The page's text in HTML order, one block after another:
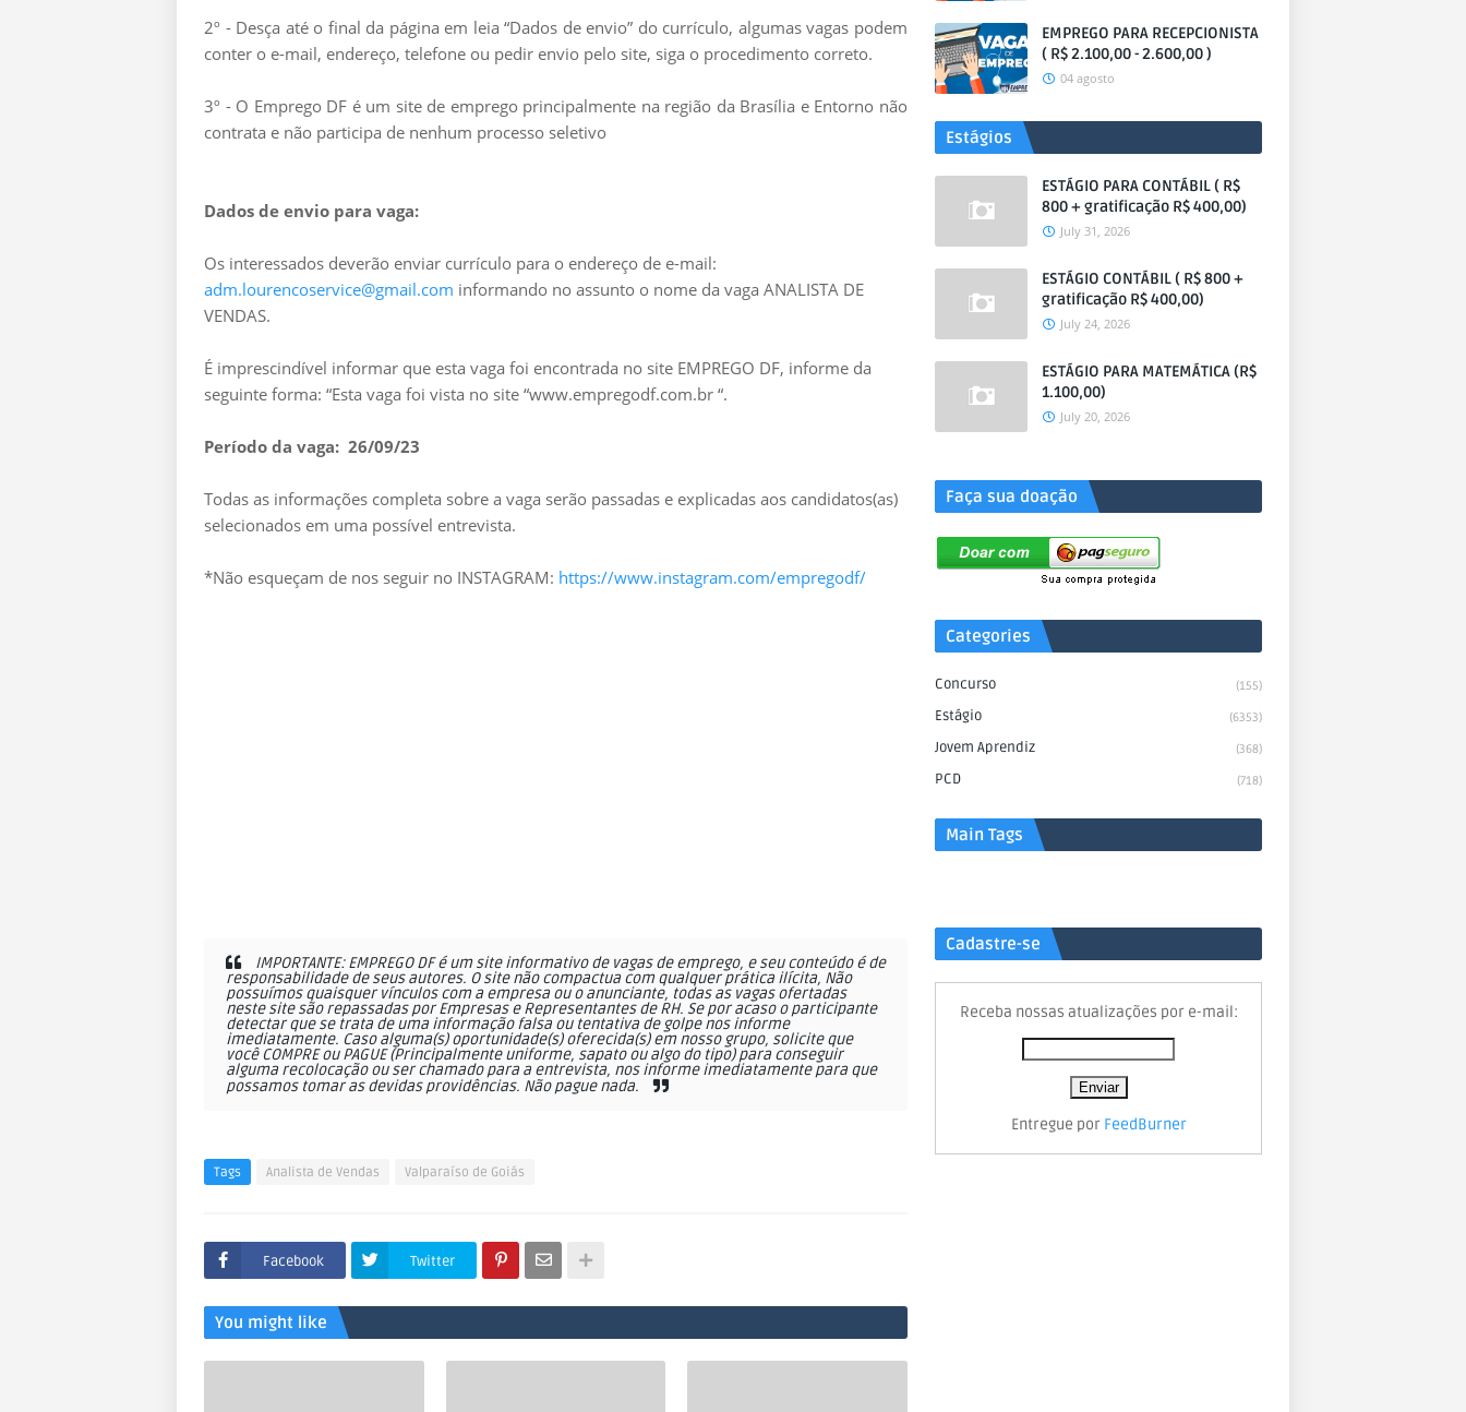
2º - Desça até o final da página em leia “Dados de envio” do currículo, algumas vagas podem
conter o e-mail, endereço, telefone ou pedir envio pelo site, siga o procedimento correto.
3º - O Emprego DF é um site de emprego principalmente na região da Brasília e Entorno não
contrata e não participa de nenhum processo seletivo
Dados de envio para vaga:
Os interessados deverão enviar currículo para o endereço de e-mail:
adm.lourencoservice@gmail.com informando no assunto o nome da vaga ANALISTA DE
VENDAS.
É imprescindível informar que esta vaga foi encontrada no site EMPREGO DF, informe da
seguinte forma: “Esta vaga foi vista no site “www.empregodf.com.br “.
Período da vaga: 26/09/23
Todas as informações completa sobre a vaga serão passadas e explicadas aos candidatos(as)
selecionados em uma possível entrevista.
*Não esqueçam de nos seguir no INSTAGRAM: https://www.instagram.com/empregodf/
IMPORTANTE: EMPREGO DF é um site informativo de vagas de emprego, e seu conteúdo é de
responsabilidade de seus autores. O site não compactua com qualquer prática ilícita, Não
possuímos quaisquer vínculos com a empresa ou o anunciante, todas as vagas ofertadas
neste site são repassadas por Empresas e Representantes de RH. Se por acaso o participante
detectar que se trata de uma informação falsa ou tentativa de golpe nos informe
imediatamente. Caso alguma(s) oportunidade(s) oferecida(s) em nosso grupo, solicite que
você COMPRE ou PAGUE (Principalmente uniforme, sapato ou algo do tipo) para conseguir
alguma recolocação ou ser chamado para a entrevista, nos informe imediatamente para que
possamos tomar as devidas providências. Não pague nada.
Tags Analista de Vendas Valparaíso de Goiás
Facebook Twitter
You might like
EMPREGO PARA RECEPCIONISTA
( R$ 2.100,00 - 2.600,00 )
04 agosto
Estágios
ESTÁGIO PARA CONTÁBIL ( R$
800 + gratificação R$ 400,00)
July 31, 2026
ESTÁGIO CONTÁBIL ( R$ 800 +
gratificação R$ 400,00)
July 24, 2026
ESTÁGIO PARA MATEMÁTICA (R$
1.100,00)
July 20, 2026
Faça sua doação
Categories
Concurso (155)
Estágio (6353)
Jovem Aprendiz (368)
PCD (718)
Main Tags
Cadastre-se
Receba nossas atualizações por e-mail:
Entregue por FeedBurner